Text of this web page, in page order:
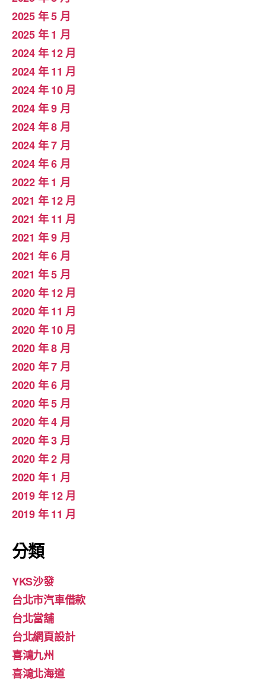
2025 年 5 月
2025 年 1 月
2024 年 12 月
2024 年 11 月
2024 年 10 月
2024 年 9 月
2024 年 8 月
2024 年 7 月
2024 年 6 月
2022 年 1 月
2021 年 12 月
2021 年 11 月
2021 年 9 月
2021 年 6 月
2021 年 5 月
2020 年 12 月
2020 年 11 月
2020 年 10 月
2020 年 8 月
2020 年 7 月
2020 年 6 月
2020 年 5 月
2020 年 4 月
2020 年 3 月
2020 年 2 月
2020 年 1 月
2019 年 12 月
2019 年 11 月
分類
YKS沙發
台北市汽車借款
台北當舖
台北網頁設計
喜鴻九州
喜鴻北海道